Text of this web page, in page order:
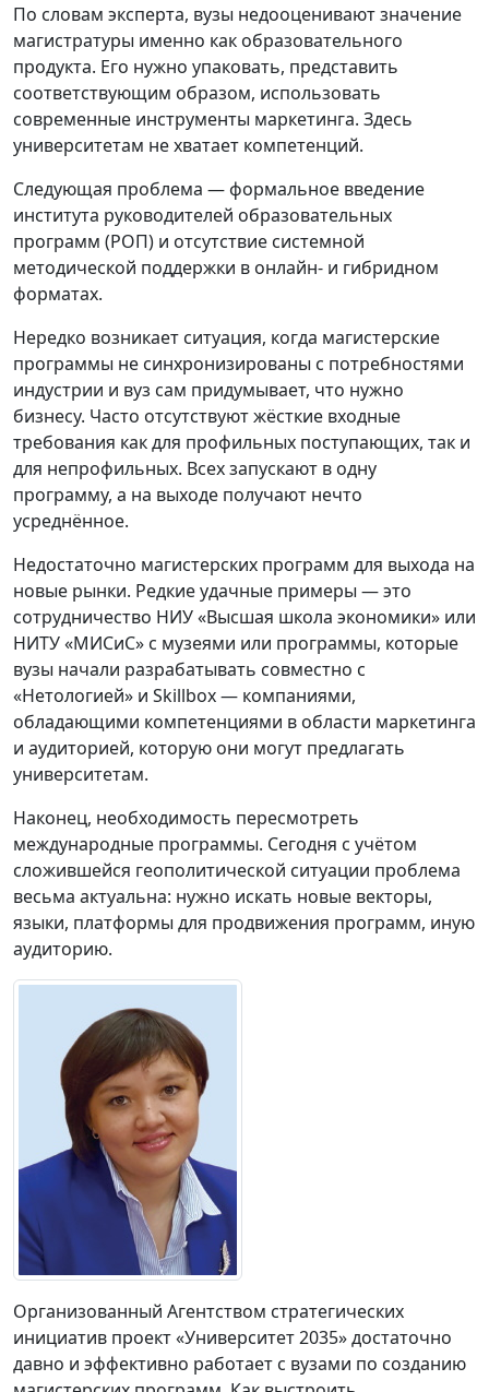
По словам эксперта, вузы недооценивают значение
магистратуры именно как образовательного
продукта. Его нужно упаковать, представить
соответствующим образом, использовать
современные инструменты маркетинга. Здесь
университетам не хватает компетенций.
Следующая проблема — формальное введение
института руководителей образовательных
программ (РОП) и отсутствие системной
методической поддержки в онлайн- и гибридном
форматах.
Нередко возникает ситуация, когда магистерские
программы не синхронизированы с потребностями
индустрии и вуз сам придумывает, что нужно
бизнесу. Часто отсутствуют жёсткие входные
требования как для профильных поступающих, так и
для непрофильных. Всех запускают в одну
программу, а на выходе получают нечто
усреднённое.
Недостаточно магистерских программ для выхода на
новые рынки. Редкие удачные примеры — это
сотрудничество НИУ «Высшая школа экономики» или
НИТУ «МИСиС» с музеями или программы, которые
вузы начали разрабатывать совместно с
«Нетологией» и Skillbox — компаниями,
обладающими компетенциями в области маркетинга
и аудиторией, которую они могут предлагать
университетам.
Наконец, необходимость пересмотреть
международные программы. Сегодня с учётом
сложившейся геополитической ситуации проблема
весьма актуальна: нужно искать новые векторы,
языки, платформы для продвижения программ, иную
аудиторию.
Организованный Агентством стратегических
инициатив проект «Университет 2035» достаточно
давно и эффективно работает с вузами по созданию